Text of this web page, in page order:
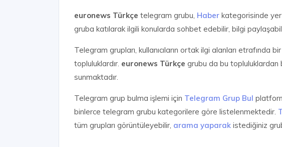
euronews Türkçe telegram grubu, Haber kategorisinde
gruba katılarak ilgili konularda sohbet edebilir, bilgi
Telegram grupları, kullanıcıların ortak ilgi alanları etrafında
topluluklardır. euronews Türkçe grubu da bu topluluklardan
sunmaktadır.
Telegram grup bulma işlemi için Telegram Grup Bul
binlerce telegram grubu kategorilere göre listelenmektedir.
tüm grupları görüntüleyebilir, arama yaparak istediğiniz